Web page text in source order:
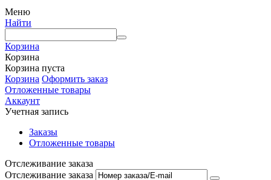
Меню
Найти
Корзина
Корзина
Корзина пуста
Корзина Оформить заказ
Отложенные товары
Аккаунт
Учетная запись
Заказы
Отложенные товары
Отслеживание заказа
Отслеживание заказа